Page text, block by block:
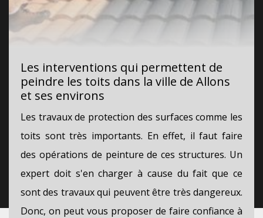
Les interventions qui permettent de
peindre les toits dans la ville de Allons
et ses environs
Les travaux de protection des surfaces comme les
toits sont très importants. En effet, il faut faire
des opérations de peinture de ces structures. Un
expert doit s'en charger à cause du fait que ce
sont des travaux qui peuvent être très dangereux.
Donc, on peut vous proposer de faire confiance à